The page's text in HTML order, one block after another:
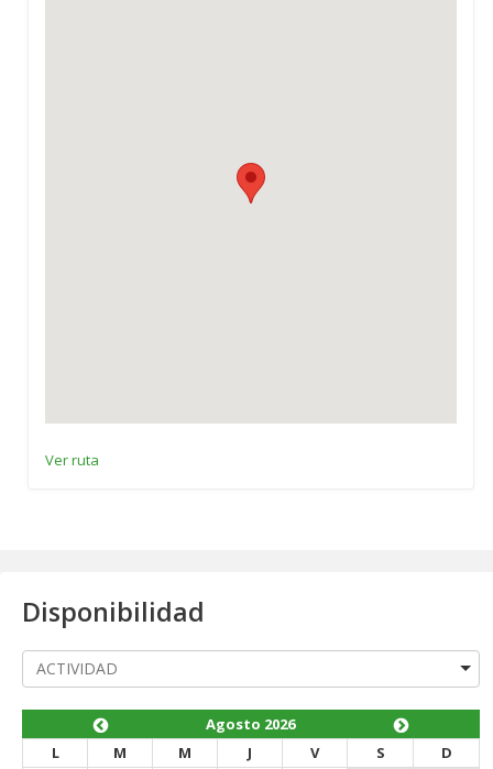
Ver ruta
Disponibilidad
Agosto 2026
L
M M J V S
D